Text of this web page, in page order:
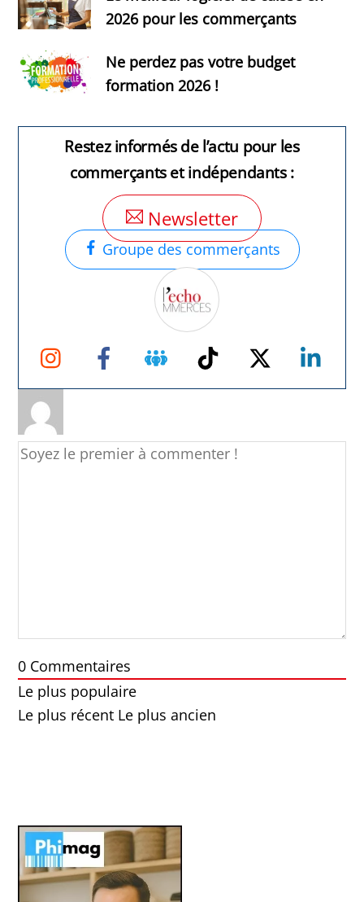
2026 pour les commerçants
Ne perdez pas votre budget
formation 2026 !
Restez informés de l’actu pour les
commerçants et indépendants :
Newsletter
Groupe des commerçants
Instagram Facebook Groupe
Facebook
TikTok Twitter
0 Commentaires
Le plus populaire
Le plus récent Le plus ancien